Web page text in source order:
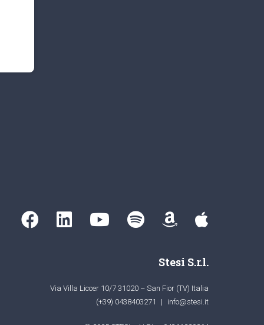
Stesi S.r.l.
Via Villa Liccer 10/7 31020 – San Fior (TV) Italia
(+39) 0438403271
| info@stesi.it